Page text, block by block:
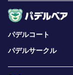
パデルコート
パデルサークル